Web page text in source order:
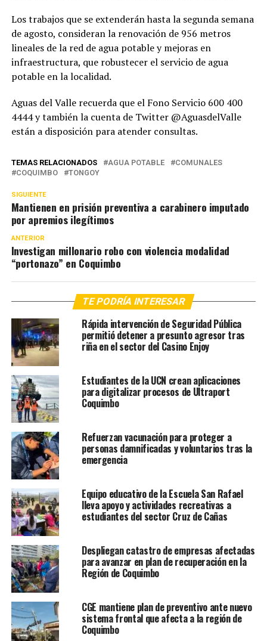
Los trabajos que se extenderán hasta la segunda semana
de agosto, consideran la renovación de 956 metros
lineales de la red de agua potable y mejoras en
infraestructura, que robustecer el servicio de agua
potable en la localidad.
Aguas del Valle recuerda que el Fono Servicio 600 400
4444 y también la cuenta de Twitter @AguasdelValle
están a disposición para atender consultas.
TEMAS RELACIONADOS AGUA POTABLE
COMUNALES
COQUIMBO
TONGOY
SIGUIENTE
Mantienen en prisión preventiva a carabinero imputado
por apremios ilegítimos
ANTERIOR
Investigan millonario robo con violencia modalidad
“portonazo” en Coquimbo
TE PODRÍA INTERESAR
Rápida intervención de Seguridad Pública
permitió detener a presunto agresor tras
riña en el sector del Casino Enjoy
Estudiantes de la UCN crean aplicaciones
para digitalizar procesos de Ultraport
Coquimbo
Refuerzan vacunación para proteger a
personas damnificadas y voluntarios tras la
emergencia
Equipo educativo de la Escuela San Rafael
lleva apoyo y actividades recreativas a
estudiantes del sector Cruz de Cañas
Despliegan catastro de empresas afectadas
para avanzar en plan de recuperación en la
Región de Coquimbo
CGE mantiene plan de preventivo ante nuevo
sistema frontal que afecta a la región de
Coquimbo